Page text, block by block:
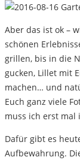
Aber das ist ok –
schönen
grillen, bis in die
gucken, Lillet mit
machen… und
Euch ganz viele
muss ich erst
Dafür gibt es
Aufbewahrung.